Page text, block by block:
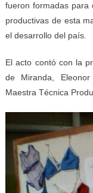
fueron formadas para
productivas de esta
el desarrollo del país.
El acto contó con la
de Miranda,
Maestra Técnica